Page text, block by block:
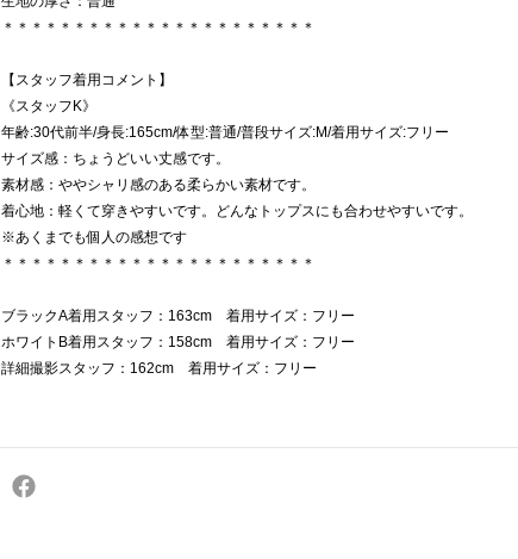
＊＊＊＊＊＊＊＊＊＊＊＊＊＊＊＊＊＊＊＊＊＊
【スタッフ着用コメント】
《スタッフK》
年齢:30代前半/身長:165cm/体型:普通/普段サイズ:M/着用サイズ:フリー
サイズ感：ちょうどいい丈感です。
素材感：ややシャリ感のある柔らかい素材です。
着心地：軽くて穿きやすいです。どんなトップスにも合わせやすいです。
※あくまでも個人の感想です
＊＊＊＊＊＊＊＊＊＊＊＊＊＊＊＊＊＊＊＊＊＊
ブラックA着用スタッフ：163cm 着用サイズ：フリー
ホワイトB着用スタッフ：158cm 着用サイズ：フリー
詳細撮影スタッフ：162cm 着用サイズ：フリー